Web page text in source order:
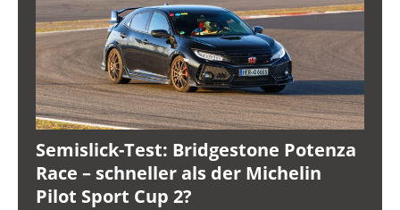
Semislick-Test: Bridgestone Potenza
Race – schneller als der Michelin
Pilot Sport Cup 2?